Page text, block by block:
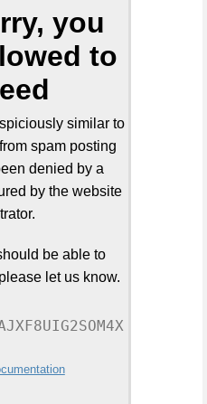
you
to
similar to
spam posting
denied by a
by the website
be able to
let us know.